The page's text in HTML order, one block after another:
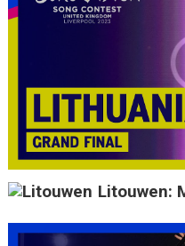
Litouwen: